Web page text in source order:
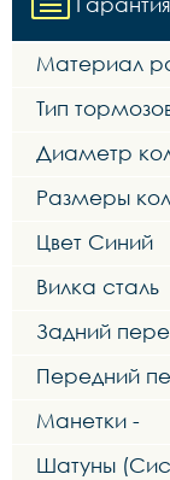
Материал
Тип
Диаметр
Размеры
Цвет Синий
Вилка сталь
Задний
Передний
Манетки -
Шатуны